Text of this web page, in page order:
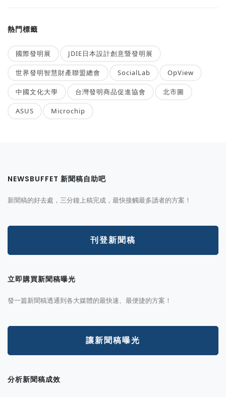
熱門標籤
國際發明展 JDIE日本設計創意暨發明展
世界發明智慧財產聯盟總會 SocialLab OpView
中國文化大學 台灣發明商品促進協會 北市圖
ASUS Microchip
NEWSBUFFET 新聞稿自助吧
新聞稿的好去處，三分鐘上稿完成，最快接觸最多讀者的方案！
刊登新聞稿
立即購買新聞稿曝光
發一篇新聞稿透通到各大媒體的最快速、最便捷的方案！
讓新聞稿曝光
分析新聞稿成效